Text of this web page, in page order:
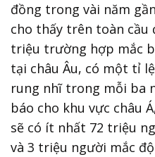
đồng trong vài năm
cho thấy trên toàn cầu
triệu trường hợp mắc
tại châu Âu, có một tỉ
rung nhĩ trong mỗi ba
báo cho khu vực châu
sẽ có ít nhất 72 triệu
và 3 triệu người mắc